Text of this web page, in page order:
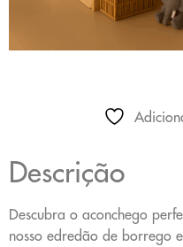
Descrição
Descubra o aconchego
nosso edredão de borrego